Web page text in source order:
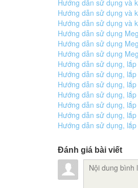
Hướng dẫn sử dụng và
Hướng dẫn sử dụng và
Hướng dẫn sử dụng và
Hướng dẫn sử dụng
Hướng dẫn sử dụng
Hướng dẫn sử dụng
Hướng dẫn sử dụng,
Hướng dẫn sử dụng,
Hướng dẫn sử dụng,
Hướng dẫn sử dụng,
Hướng dẫn sử dụng,
Hướng dẫn sử dụng,
Hướng dẫn sử dụng,
Đánh giá bài viết